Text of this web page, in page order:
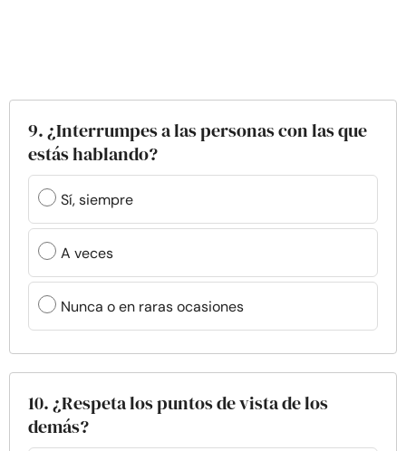
9. ¿Interrumpes a las personas con las que
estás hablando?
Sí, siempre
A veces
Nunca o en raras ocasiones
10. ¿Respeta los puntos de vista de los
demás?